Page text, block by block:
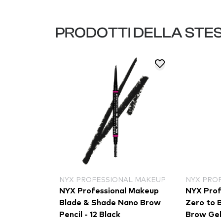
PRODOTTI DELLA
NYX PROFESSIONAL MAKEUP
NYX Professional Makeup
Blade & Shade Nano Brow
Pencil - 12 Black
NYX
NYX
Zero to
Brow